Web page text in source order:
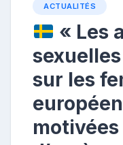
ACTUALITÉS
« Les
sur les